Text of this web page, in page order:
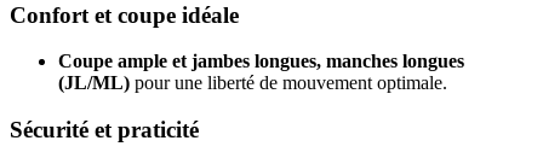
Confort et coupe idéale
Coupe ample et jambes longues, manches longues
(JL/ML) pour une liberté de mouvement optimale.
Sécurité et praticité